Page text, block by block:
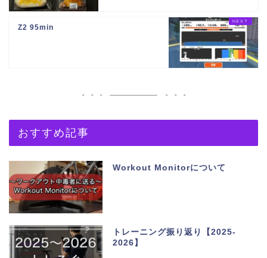
Z2 95min
おすすめ記事
Workout Monitorについて
トレーニング振り返り【2025-
2026】